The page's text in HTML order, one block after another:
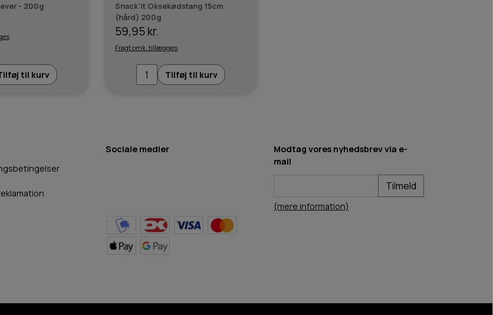
- 200g
til kurv
Snack'it Oksekødstang 15cm
(hård) 200g
59,95 kr.
Fragt omk. tillægges
Tilføj til kurv
Sociale medier
Modtag vores nyhedsbrev via e-
mail
Tilmeld
(mere information)